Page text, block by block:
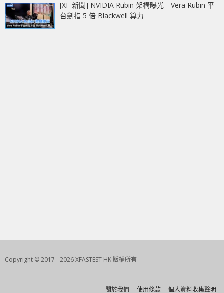
[XF 新聞] NVIDIA Rubin 架構曝光 Vera Rubin 平
台劍指 5 倍 Blackwell 算力
Copyright © 2017 - 2026 XFASTEST HK 版權所有
關於我們 使用條款 個人資料收集聲明